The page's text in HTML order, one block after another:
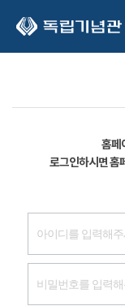
홈페
로그인하시면 홈